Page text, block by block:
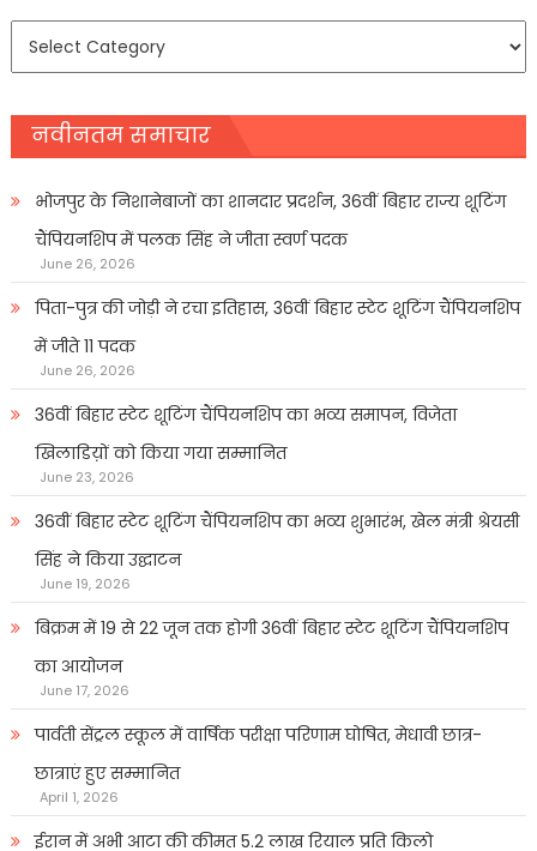
नवीनतम समाचार
भोजपुर के निशानेबाजों का शानदार प्रदर्शन, 36वीं बिहार राज्य शूटिंग
चैंपियनशिप में पलक सिंह ने जीता स्वर्ण पदक
June 26, 2026
पिता-पुत्र की जोड़ी ने रचा इतिहास, 36वीं बिहार स्टेट शूटिंग चैंपियनशिप
में जीते 11 पदक
June 26, 2026
36वीं बिहार स्टेट शूटिंग चैंपियनशिप का भव्य समापन, विजेता
खिलाडिय़ों को किया गया सम्मानित
June 23, 2026
36वीं बिहार स्टेट शूटिंग चैंपियनशिप का भव्य शुभारंभ, खेल मंत्री श्रेयसी
सिंह ने किया उद्घाटन
June 19, 2026
बिक्रम में 19 से 22 जून तक होगी 36वीं बिहार स्टेट शूटिंग चैंपियनशिप
का आयोजन
June 17, 2026
पार्वती सेंट्रल स्कूल में वार्षिक परीक्षा परिणाम घोषित, मेधावी छात्र-
छात्राएं हुए सम्मानित
April 1, 2026
ईरान में अभी आटा की कीमत 5.2 लाख रियाल प्रति किलो